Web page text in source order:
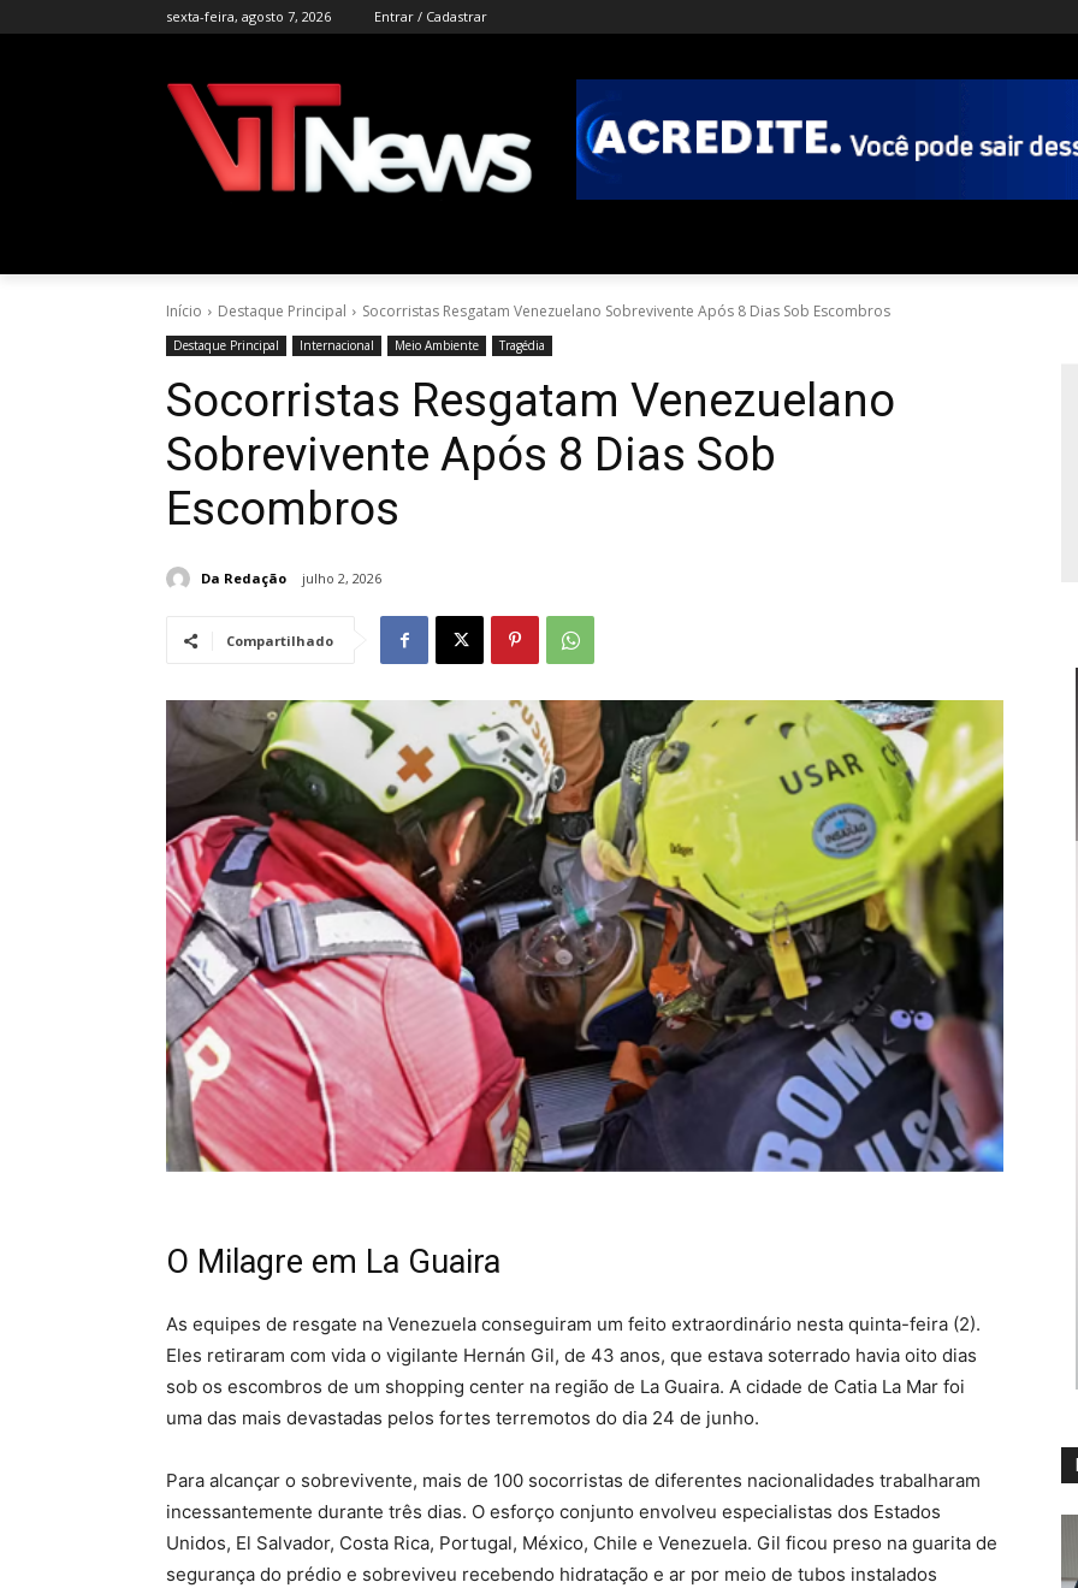
sexta-feira, agosto 7, 2026 Entrar / Cadastrar
Início Destaque Principal Socorristas Resgatam Venezuelano Sobrevivente Após 8 Dias Sob Escombros
Destaque Principal Internacional Meio Ambiente Tragédia
Socorristas Resgatam Venezuelano
Sobrevivente Após 8 Dias Sob
Escombros
Da Redação julho 2, 2026
Compartilhado
O Milagre em La Guaira
As equipes de resgate na Venezuela conseguiram um feito extraordinário nesta quinta-feira (2).
Eles retiraram com vida o vigilante Hernán Gil, de 43 anos, que estava soterrado havia oito dias
sob os escombros de um shopping center na região de La Guaira. A cidade de Catia La Mar foi
uma das mais devastadas pelos fortes terremotos do dia 24 de junho.
Para alcançar o sobrevivente, mais de 100 socorristas de diferentes nacionalidades trabalharam
incessantemente durante três dias. O esforço conjunto envolveu especialistas dos Estados
Unidos, El Salvador, Costa Rica, Portugal, México, Chile e Venezuela. Gil ficou preso na guarita de
segurança do prédio e sobreviveu recebendo hidratação e ar por meio de tubos instalados